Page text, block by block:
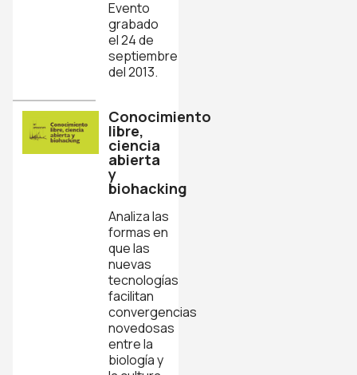
Evento
grabado
el 24 de
septiembre
del 2013.
Conocimiento
libre,
ciencia
abierta
y
biohacking
Analiza las
formas en
que las
nuevas
tecnologías
facilitan
convergencias
novedosas
entre la
biología y